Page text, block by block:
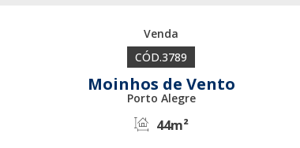
3789
Moinhos de Vento
Porto Alegre
44m²